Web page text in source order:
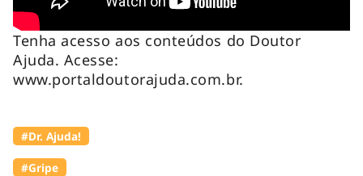
Tenha acesso aos conteúdos do Doutor
Ajuda. Acesse:
www.portaldoutorajuda.com.br.
#Dr. Ajuda!
#Gripe